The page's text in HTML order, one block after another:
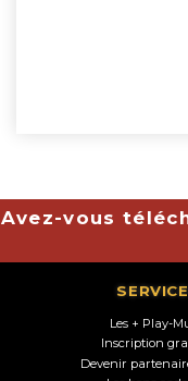
Avez-vous
Les + Play-
Inscription
Devenir